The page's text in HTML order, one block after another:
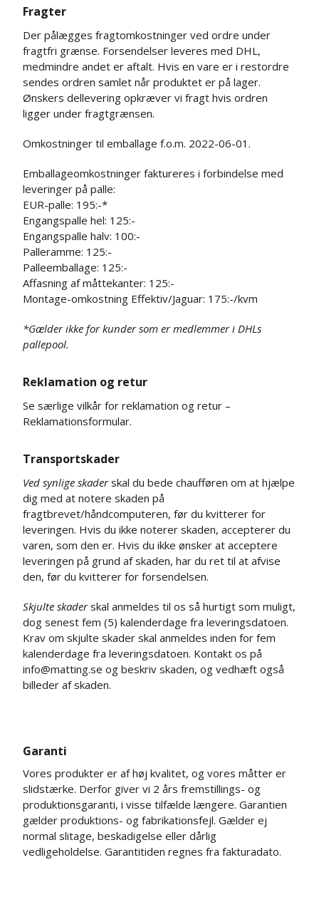
Fragter
Der pålægges fragtomkostninger ved ordre under
fragtfri grænse. Forsendelser leveres med DHL,
medmindre andet er aftalt. Hvis en vare er i restordre
sendes ordren samlet når produktet er på lager.
Ønskers dellevering opkræver vi fragt hvis ordren
ligger under fragtgrænsen.
Omkostninger til emballage f.o.m. 2022-06-01.
Emballageomkostninger faktureres i forbindelse med
leveringer på palle:
EUR-palle: 195:-*
Engangspalle hel: 125:-
Engangspalle halv: 100:-
Palleramme: 125:-
Palleemballage: 125:-
Affasning af måttekanter: 125:-
Montage-omkostning Effektiv/Jaguar: 175:-/kvm
*Gælder ikke for kunder som er medlemmer i DHLs
pallepool.
Reklamation og retur
Se særlige vilkår for reklamation og retur –
Reklamationsformular.
Transportskader
Ved synlige skaderskal du bede chaufføren om at hjælpe
dig med at notere skaden på
fragtbrevet/håndcomputeren, før du kvitterer for
leveringen. Hvis du ikke noterer skaden, accepterer du
varen, som den er. Hvis du ikke ønsker at acceptere
leveringen på grund af skaden, har du ret til at afvise
den, før du kvitterer for forsendelsen.
Skjulte skaderskal anmeldes til os så hurtigt som muligt,
dog senest fem (5) kalenderdage fra leveringsdatoen.
Krav om skjulte skader skal anmeldes inden for fem
kalenderdage fra leveringsdatoen. Kontakt os på
info@matting.se og beskriv skaden, og vedhæft også
billeder af skaden.
Garanti
Vores produkter er af høj kvalitet, og vores måtter er
slidstærke. Derfor giver vi 2 års fremstillings- og
produktionsgaranti, i visse tilfælde længere. Garantien
gælder produktions- og fabrikationsfejl. Gælder ej
normal slitage, beskadigelse eller dårlig
vedligeholdelse. Garantitiden regnes fra fakturadato.